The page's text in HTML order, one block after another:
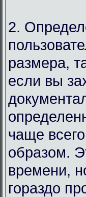
2.
размера,
если вы
чаще
образом.
времени,
гораздо